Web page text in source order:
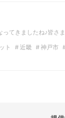
ってきましたね♪皆さ
ト 近畿 神戸市